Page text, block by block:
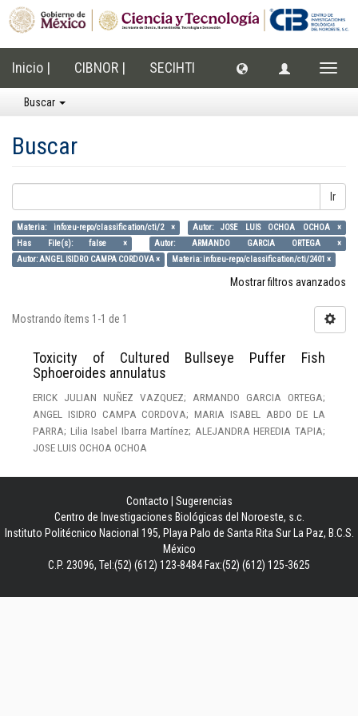
Inicio | CIBNOR | SECIHTI
Buscar
Buscar
Ir
Materia: info:eu-repo/classification/cti/2 ×
Autor: JOSE LUIS OCHOA OCHOA ×
Has File(s): false ×
Autor: ARMANDO GARCIA ORTEGA ×
Autor: ANGEL ISIDRO CAMPA CORDOVA ×
Materia: info:eu-repo/classification/cti/2401 ×
Mostrar filtros avanzados
Mostrando ítems 1-1 de 1
Toxicity of Cultured Bullseye Puffer Fish
Sphoeroides annulatus
ERICK JULIAN NUÑEZ VAZQUEZ; ARMANDO GARCIA ORTEGA;
ANGEL ISIDRO CAMPA CORDOVA; MARIA ISABEL ABDO DE LA
PARRA; Lilia Isabel Ibarra Martínez; ALEJANDRA HEREDIA TAPIA;
JOSE LUIS OCHOA OCHOA
Contacto
Sugerencias
Centro de Investigaciones Biológicas del Noroeste, s.c.
Instituto Politécnico Nacional 195, Playa Palo de Santa Rita Sur La Paz, B.C.S.
México
C.P. 23096, Tel:(52) (612) 123-8484 Fax:(52) (612) 125-3625